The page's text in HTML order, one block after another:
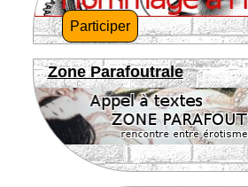
Participer
Zone Parafoutrale